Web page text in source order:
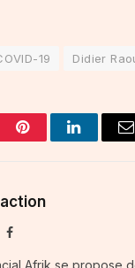
19 Didier
PinterestLinkedIn
Facebook
Afrik se propose